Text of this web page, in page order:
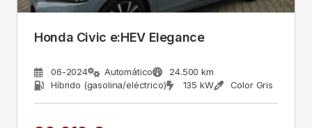
Honda Civic e:HEV Elegance
06-2024 Automático
24.500 km
Híbrido (gasolina/eléctrico)
135 kW Color Gris